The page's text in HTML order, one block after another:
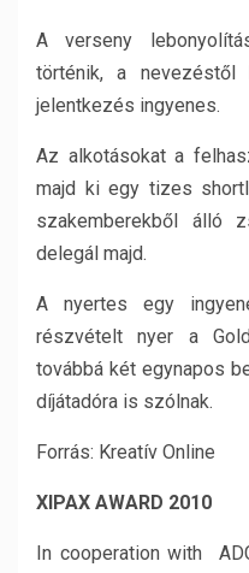
A verseny
történik, a
jelentkezés ingyenes.
Az alkotásokat a
majd ki egy tizes
szakemberekből álló
delegál majd.
A nyertes egy
részvételt nyer a
továbbá két egynapos
díjátadóra is szólnak.
Forrás: Kreatív Online
XIPAX AWARD 2010
In cooperation with